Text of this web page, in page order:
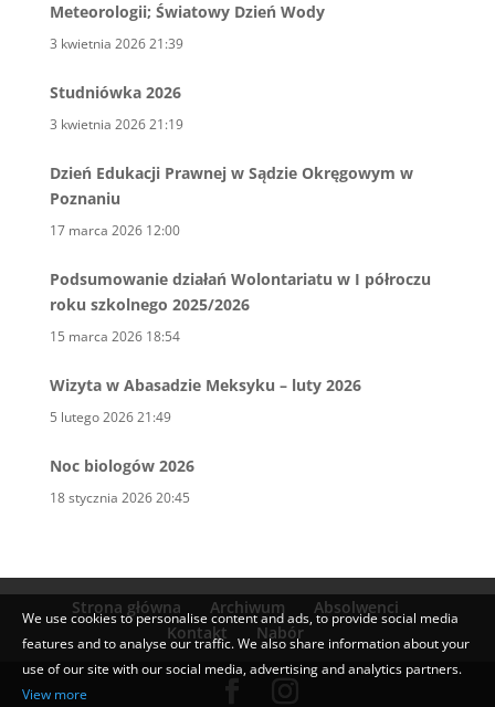
Meteorologii; Światowy Dzień Wody
3 kwietnia 2026 21:39
Studniówka 2026
3 kwietnia 2026 21:19
Dzień Edukacji Prawnej w Sądzie Okręgowym w
Poznaniu
17 marca 2026 12:00
Podsumowanie działań Wolontariatu w I półroczu
roku szkolnego 2025/2026
15 marca 2026 18:54
Wizyta w Abasadzie Meksyku – luty 2026
5 lutego 2026 21:49
Noc biologów 2026
18 stycznia 2026 20:45
Strona główna Archiwum
Absolwenci
Kontakt
Nabór
We use cookies to personalise content and ads, to provide social media
features and to analyse our traffic. We also share information about your
use of our site with our social media, advertising and analytics partners.
View more